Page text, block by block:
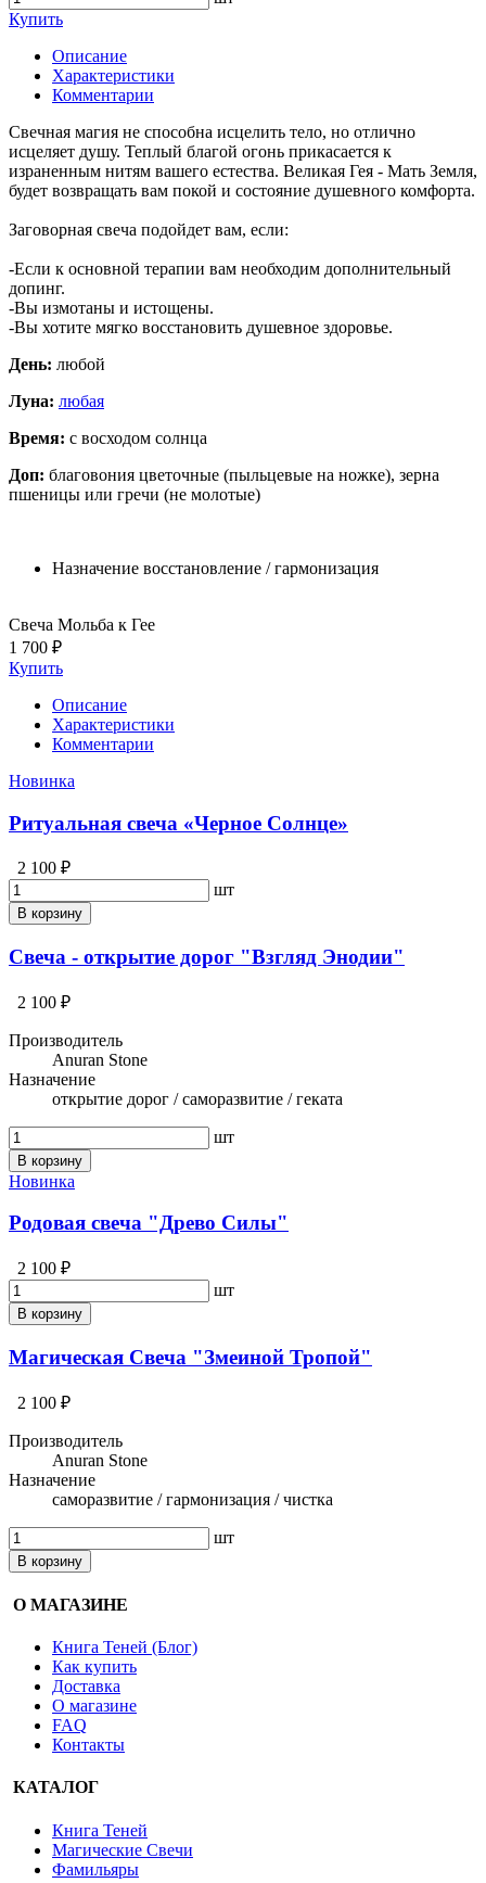
Купить
Описание
Характеристики
Комментарии
Свечная магия не способна исцелить тело, но отлично
исцеляет душу. Теплый благой огонь прикасается к
израненным нитям вашего естества. Великая Гея - Мать Земля,
будет возвращать вам покой и состояние душевного комфорта.
Заговорная свеча подойдет вам, если:
-Если к основной терапии вам необходим дополнительный
допинг.
-Вы измотаны и истощены.
-Вы хотите мягко восстановить душевное здоровье.
День: любой
Луна: любая
Время: с восходом солнца
Доп: благовония цветочные (пыльцевые на ножке), зерна
пшеницы или гречи (не молотые)
Назначение восстановление / гармонизация
Свеча Мольба к Гее
1 700 ₽
Купить
Описание
Характеристики
Комментарии
Новинка
Ритуальная свеча «Черное Солнце»
2 100 ₽
шт
В корзину
Свеча - открытие дорог "Взгляд Энодии"
2 100 ₽
Производитель
Anuran Stone
Назначение
открытие дорог / саморазвитие / геката
шт
В корзину
Новинка
Родовая свеча "Древо Силы"
2 100 ₽
шт
В корзину
Магическая Свеча "Змеиной Тропой"
2 100 ₽
Производитель
Anuran Stone
Назначение
саморазвитие / гармонизация / чистка
шт
В корзину
О МАГАЗИНЕ
Книга Теней (Блог)
Как купить
Доставка
О магазине
FAQ
Контакты
КАТАЛОГ
Книга Теней
Магические Свечи
Фамильяры